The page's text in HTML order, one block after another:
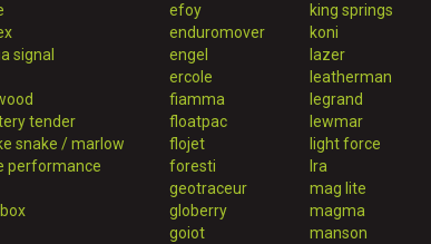
signal
tender
snake / marlow
performance
efoy
enduromover
engel
ercole
fiamma
floatpac
flojet
foresti
geotraceur
globerry
goiot
king springs
koni
lazer
leatherman
legrand
lewmar
light force
lra
mag lite
magma
manson